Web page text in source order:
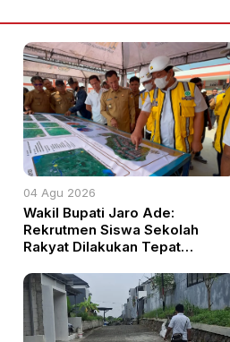
04 Agu 2026
Wakil Bupati Jaro Ade:
Rekrutmen Siswa Sekolah
Rakyat Dilakukan Tepat